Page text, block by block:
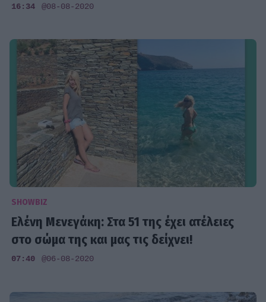
16:34 @08-08-2020
SHOWBIZ
Ελένη Μενεγάκη: Στα 51 της έχει ατέλειες
στο σώμα της και μας τις δείχνει!
07:40 @06-08-2020